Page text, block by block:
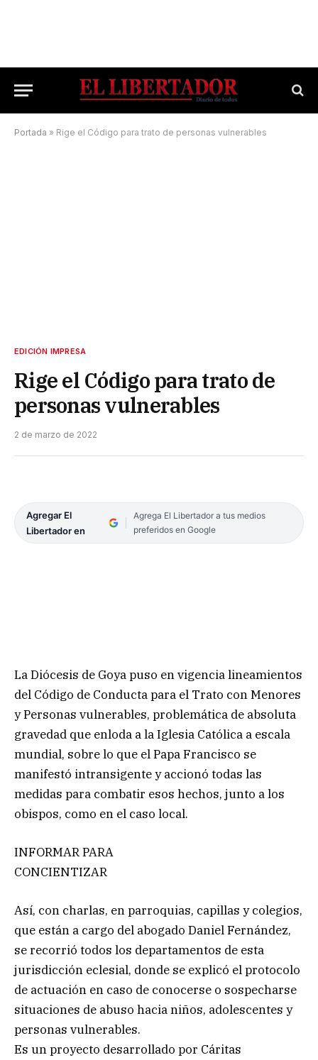
Portada » Rige el Código para trato de personas vulnerables
EDICIÓN IMPRESA
Rige el Código para trato de
personas vulnerables
2 de marzo de 2022
Agregar El
Libertador en
Agrega El Libertador a tus medios
preferidos en Google
La Diócesis de Goya puso en vigencia lineamientos
del Código de Conducta para el Trato con Menores
y Personas vulnerables, problemática de absoluta
gravedad que enloda a la Iglesia Católica a escala
mundial, sobre lo que el Papa Francisco se
manifestó intransigente y accionó todas las
medidas para combatir esos hechos, junto a los
obispos, como en el caso local.
INFORMAR PARA
CONCIENTIZAR
Así, con charlas, en parroquias, capillas y colegios,
que están a cargo del abogado Daniel Fernández,
se recorrió todos los departamentos de esta
jurisdicción eclesial, donde se explicó el protocolo
de actuación en caso de conocerse o sospecharse
situaciones de abuso hacia niños, adolescentes y
personas vulnerables.
Es un proyecto desarrollado por Cáritas